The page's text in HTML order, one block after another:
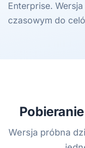
Enterprise.
czasowym do
Wersja próbna